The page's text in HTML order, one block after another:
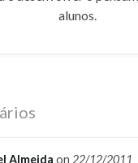
alunos.
Almeida on 22/12/2011